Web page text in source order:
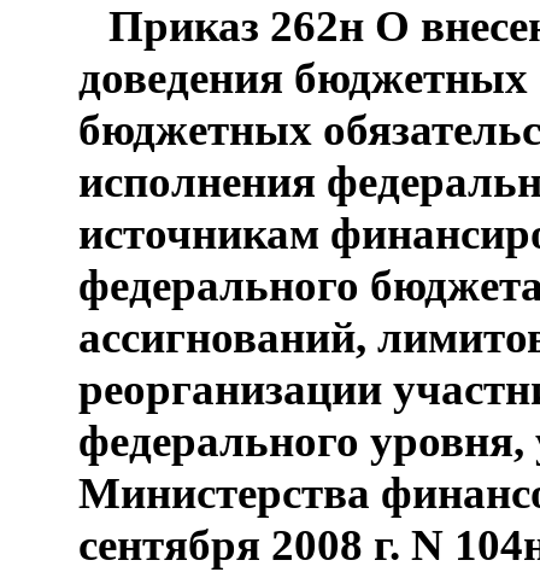
Приказ 262н О
доведения
бюджетных
исполнения
источникам
федерального
ассигнований,
реорганизации
федерального
Министерства
сентября 2008 г. N